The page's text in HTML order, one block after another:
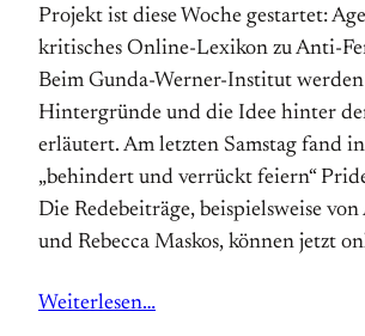
Projekt ist diese Woche gestartet:
kritisches Online-Lexikon zu Anti-
Beim Gunda-Werner-Institut
Hintergründe und die Idee hinter
erläutert. Am letzten Samstag fand
„behindert und verrückt feiern“
Die Redebeiträge, beispielsweise
und Rebecca Maskos, können jetzt
Weiterlesen…